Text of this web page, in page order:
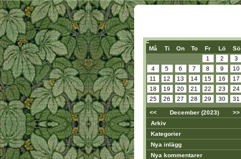
Må Ti On To Fr Lö
Sö
1
2
3
4
5 6 7 8 9
10
11
12 13 14 15 16
17
18
19 20 21 22 23
24
25
26 27 28 29 30 31
<< December (2023)
>>
Arkiv
Kategorier
Nya inlägg
Nya kommentarer